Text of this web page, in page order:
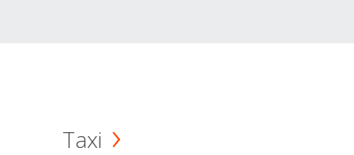
Taxi